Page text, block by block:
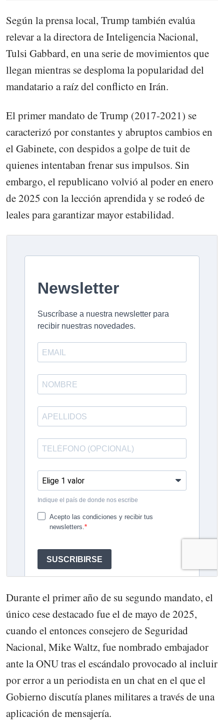
Según la prensa local, Trump también evalúa
relevar a la directora de Inteligencia Nacional,
Tulsi Gabbard, en una serie de movimientos que
llegan mientras se desploma la popularidad del
mandatario a raíz del conflicto en Irán.
El primer mandato de Trump (2017-2021) se
caracterizó por constantes y abruptos cambios en
el Gabinete, con despidos a golpe de tuit de
quienes intentaban frenar sus impulsos. Sin
embargo, el republicano volvió al poder en enero
de 2025 con la lección aprendida y se rodeó de
leales para garantizar mayor estabilidad.
Durante el primer año de su segundo mandato, el
único cese destacado fue el de mayo de 2025,
cuando el entonces consejero de Seguridad
Nacional, Mike Waltz, fue nombrado embajador
ante la ONU tras el escándalo provocado al incluir
por error a un periodista en un chat en el que el
Gobierno discutía planes militares a través de una
aplicación de mensajería.